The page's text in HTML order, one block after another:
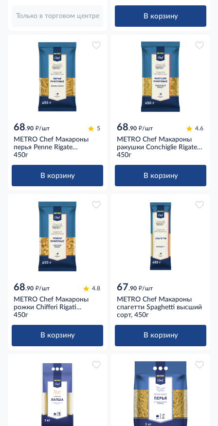
Только в торговом центре В корзину
68.90 д/шт 5
METRO Chef Макароны
перья Penne Rigate
рифленые высший сорт,
450г
В корзину
68.90 д/шт 4.6
METRO Chef Макароны
ракушки Conchiglie Rigate
рифленые высший сорт,
450г
В корзину
68.90 д/шт 4.8
METRO Chef Макароны
рожки Chifferi Rigati
рифленые высший сорт,
450г
В корзину
67.90 д/шт
METRO Chef Макароны
спагетти Spaghetti высший
сорт, 450г
В корзину